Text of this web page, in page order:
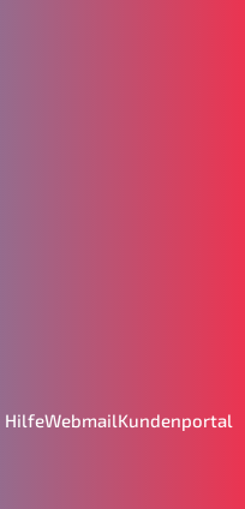
HilfeWebmailKundenportal